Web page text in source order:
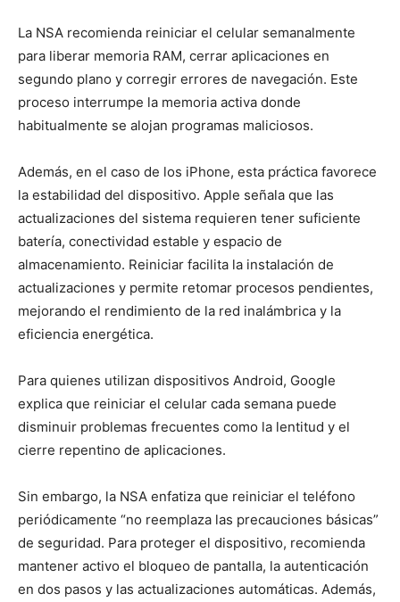
La NSA recomienda reiniciar el celular semanalmente
para liberar memoria RAM, cerrar aplicaciones en
segundo plano y corregir errores de navegación. Este
proceso interrumpe la memoria activa donde
habitualmente se alojan programas maliciosos.
Además, en el caso de los iPhone, esta práctica favorece
la estabilidad del dispositivo. Apple señala que las
actualizaciones del sistema requieren tener suficiente
batería, conectividad estable y espacio de
almacenamiento. Reiniciar facilita la instalación de
actualizaciones y permite retomar procesos pendientes,
mejorando el rendimiento de la red inalámbrica y la
eficiencia energética.
Para quienes utilizan dispositivos Android, Google
explica que reiniciar el celular cada semana puede
disminuir problemas frecuentes como la lentitud y el
cierre repentino de aplicaciones.
Sin embargo, la NSA enfatiza que reiniciar el teléfono
periódicamente “no reemplaza las precauciones básicas”
de seguridad. Para proteger el dispositivo, recomienda
mantener activo el bloqueo de pantalla, la autenticación
en dos pasos y las actualizaciones automáticas. Además,